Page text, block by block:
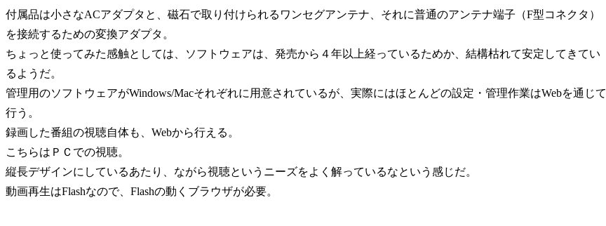
付属品は小さなACアダプタと、磁石で取り付けられるワンセグアンテナ、それに普通のアンテナ端子（F型コネクタ）
を接続するための変換アダプタ。
ちょっと使ってみた感触としては、ソフトウェアは、発売から４年以上経っているためか、結構枯れて安定してきてい
るようだ。
管理用のソフトウェアがWindows/Macそれぞれに用意されているが、実際にはほとんどの設定・管理作業はWebを通じて
行う。
録画した番組の視聴自体も、Webから行える。
こちらはＰＣでの視聴。
縦長デザインにしているあたり、ながら視聴というニーズをよく解っているなという感じだ。
動画再生はFlashなので、Flashの動くブラウザが必要。